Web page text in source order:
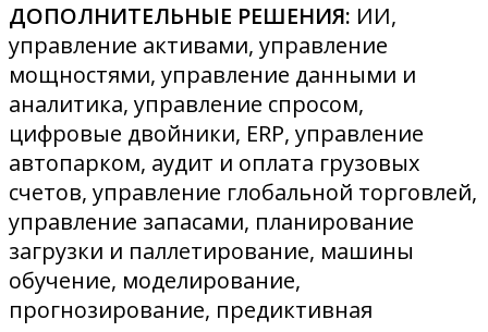
ДОПОЛНИТЕЛЬНЫЕ РЕШЕНИЯ: ИИ,
управление активами, управление
мощностями, управление данными и
аналитика, управление спросом,
цифровые двойники, ERP, управление
автопарком, аудит и оплата грузовых
счетов, управление глобальной торговлей,
управление запасами, планирование
загрузки и паллетирование, машины
обучение, моделирование,
прогнозирование, предиктивная